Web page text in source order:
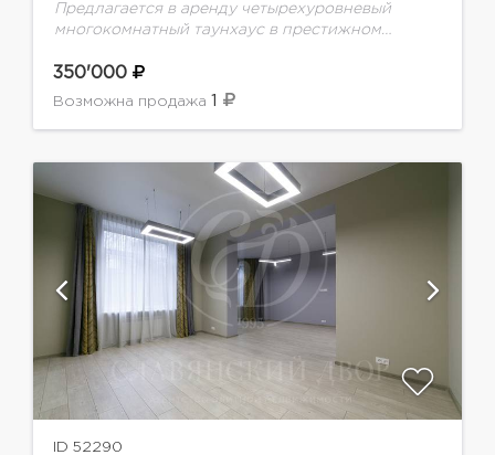
Предлагается в аренду четырехуровневый
многокомнатный таунхаус в престижном
индивидуальному проекту .Планировка: 1-й
этаж - кухня, гостиная, гостевой санузел. 2-й
350'000
Возможна продажа 1
ID 52290